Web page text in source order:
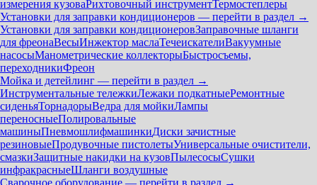
измерения кузоваРихтовочный инструментТермостеплеры
Установки для заправки кондиционеров — перейти в раздел →
Установки для заправки кондиционеровЗаправочные шланги
для фреонаВесыИнжектор маслаТечеискателиВакуумные
насосыМанометрические коллекторыБыстросъемы,
переходникиФреон
Мойка и детейлинг — перейти в раздел →
Инструментальные тележкиЛежаки подкатныеРемонтные
сиденьяТорнадорыВедра для мойкиЛампы
переносныеПолировальные
машиныПневмошлифмашинкиДиски зачистные
резиновыеПродувочные пистолетыУниверсальные очистители,
смазкиЗащитные накидки на кузовПылесосыСушки
инфракрасныеШланги воздушные
Сварочное оборудование — перейти в раздел →